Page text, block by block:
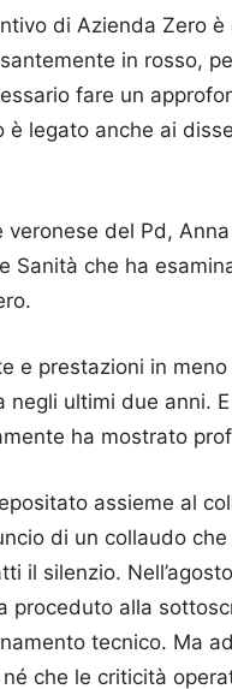
di Azienda Zero
in rosso,
fare un
legato anche ai
del Pd,
Sanità che ha
e prestazioni in
negli ultimi due anni.
ha mostrato
assieme al
di un collaudo
il silenzio.
proceduto alla
tecnico. Ma
che le criticità